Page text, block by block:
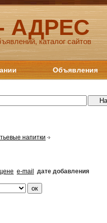
АДРЕС
каталог сайтов
Объявления
напитки
цене e-mail дате добавления